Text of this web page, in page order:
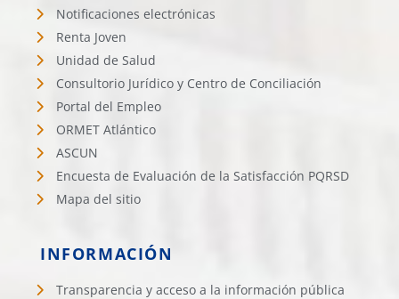
Notificaciones electrónicas
Renta Joven
Unidad de Salud
Consultorio Jurídico y Centro de Conciliación
Portal del Empleo
ORMET Atlántico
ASCUN
Encuesta de Evaluación de la Satisfacción PQRSD
Mapa del sitio
INFORMACIÓN
Transparencia y acceso a la información pública